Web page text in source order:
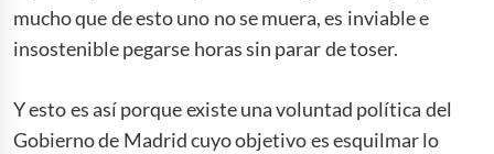
mucho que de esto uno no se muera, es inviable e
insostenible pegarse horas sin parar de toser.
Y esto es así porque existe una voluntad política del
Gobierno de Madrid cuyo objetivo es esquilmar lo